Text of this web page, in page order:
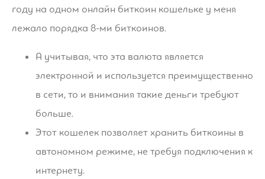
году на одном онлайн биткоин кошельке у меня
лежало порядка 8-ми биткоинов.
А учитывая, что эта валюта является
электронной и используется преимущественно
в сети, то и внимания такие деньги требуют
больше.
Этот кошелек позволяет хранить биткоины в
автономном режиме, не требуя подключения к
интернету.